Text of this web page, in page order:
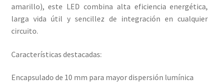
amarillo), este LED combina alta eficiencia energética,
larga vida útil y sencillez de integración en cualquier
circuito.
Características destacadas:
Encapsulado de 10 mm para mayor dispersión lumínica